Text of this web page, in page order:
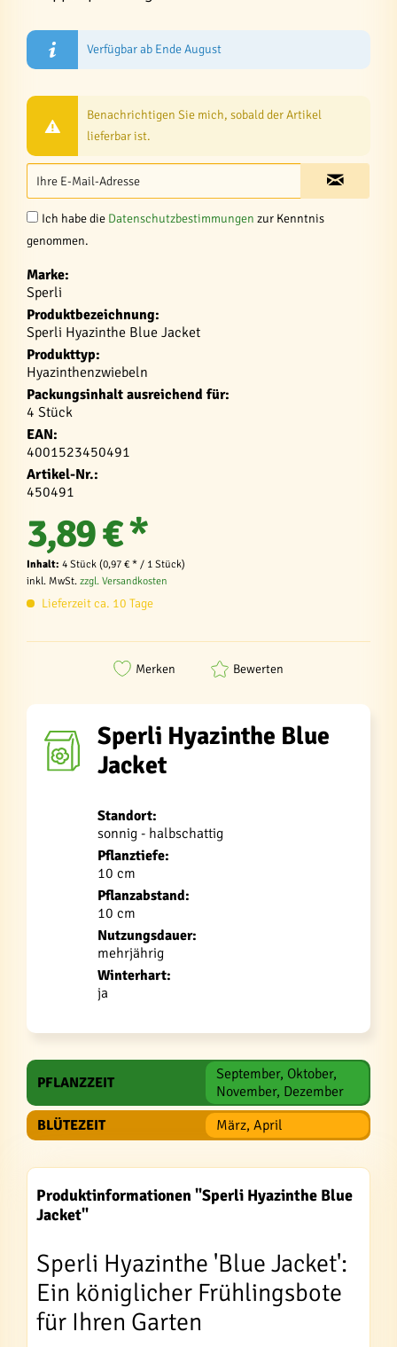
Verfügbar ab Ende August
Benachrichtigen Sie mich, sobald der Artikel
lieferbar ist.
Ich habe die Datenschutzbestimmungen zur Kenntnis
genommen.
Marke:
Sperli
Produktbezeichnung:
Sperli Hyazinthe Blue Jacket
Produkttyp:
Hyazinthenzwiebeln
Packungsinhalt ausreichend für:
4 Stück
EAN:
4001523450491
Artikel-Nr.:
450491
3,89 € *
Inhalt: 4 Stück (0,97 € * / 1 Stück)
inkl. MwSt. zzgl. Versandkosten
Lieferzeit ca. 10 Tage
Merken Bewerten
Sperli Hyazinthe Blue
Jacket
Standort:
sonnig - halbschattig
Pflanztiefe:
10 cm
Pflanzabstand:
10 cm
Nutzungsdauer:
mehrjährig
Winterhart:
ja
PFLANZZEIT
September, Oktober,
November, Dezember
BLÜTEZEIT
März, April
Produktinformationen "Sperli Hyazinthe Blue
Jacket"
Sperli Hyazinthe 'Blue Jacket':
Ein königlicher Frühlingsbote
für Ihren Garten